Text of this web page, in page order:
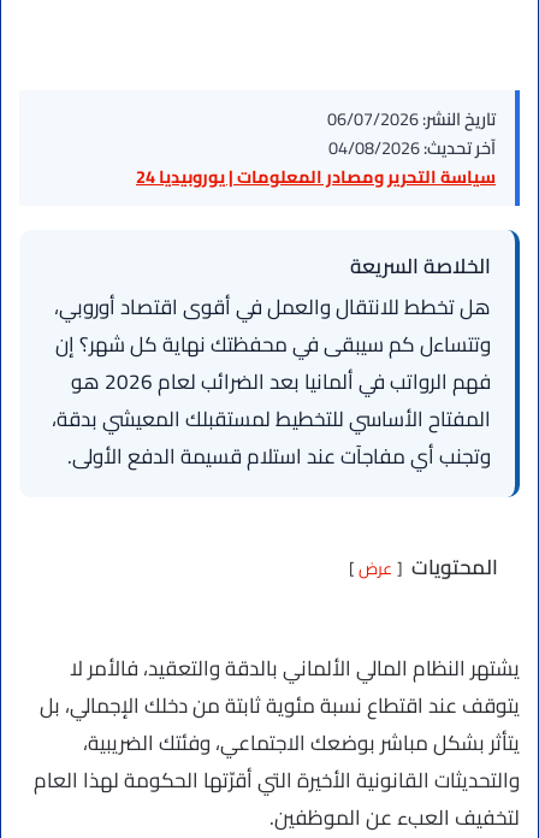
تاريخ النشر:06/07/2026
آخر تحديث:04/08/2026
سياسة التحرير ومصادر المعلومات | يوروبيديا 24
الخلاصة السريعة
هل تخطط للانتقال والعمل في أقوى اقتصاد أوروبي،
وتتساءل كم سيبقى في محفظتك نهاية كل شهر؟ إن
فهم الرواتب في ألمانيا بعد الضرائب لعام 2026 هو
المفتاح الأساسي للتخطيط لمستقبلك المعيشي بدقة،
وتجنب أي مفاجآت عند استلام قسيمة الدفع الأولى.
المحتويات عرض
يشتهر النظام المالي الألماني بالدقة والتعقيد، فالأمر لا
يتوقف عند اقتطاع نسبة مئوية ثابتة من دخلك الإجمالي، بل
يتأثر بشكل مباشر بوضعك الاجتماعي، وفئتك الضريبية،
والتحديثات القانونية الأخيرة التي أقرّتها الحكومة لهذا العام
لتخفيف العبء عن الموظفين.